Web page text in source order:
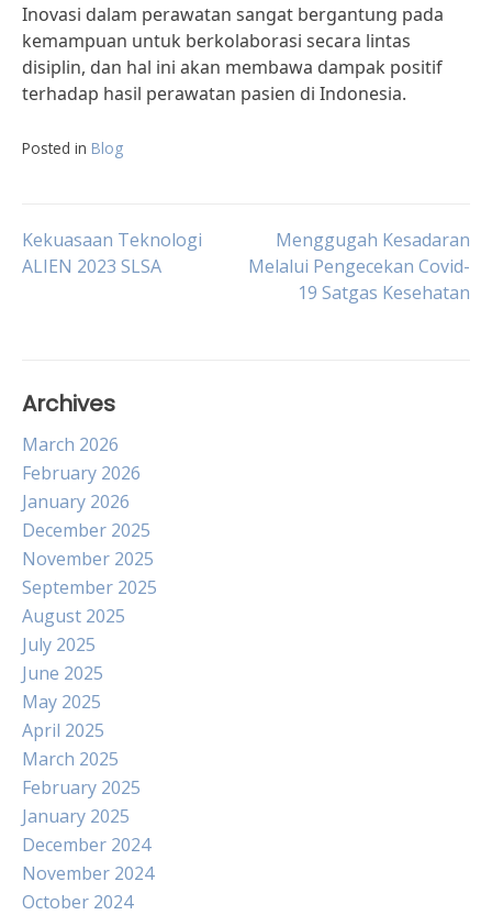
Inovasi dalam perawatan sangat bergantung pada
kemampuan untuk berkolaborasi secara lintas
disiplin, dan hal ini akan membawa dampak positif
terhadap hasil perawatan pasien di Indonesia.
Posted in Blog
Post
Kekuasaan Teknologi
ALIEN 2023 SLSA
Menggugah Kesadaran
Melalui Pengecekan Covid-
19 Satgas Kesehatan
Archives
March 2026
February 2026
January 2026
December 2025
November 2025
September 2025
August 2025
July 2025
June 2025
May 2025
April 2025
March 2025
February 2025
January 2025
December 2024
November 2024
October 2024